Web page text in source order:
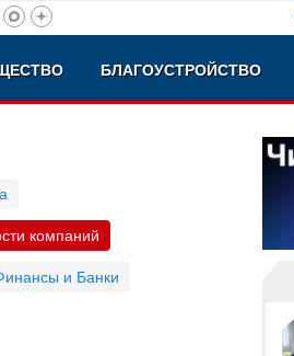
БЛАГОУСТРОЙСТВО
компаний
и Банки